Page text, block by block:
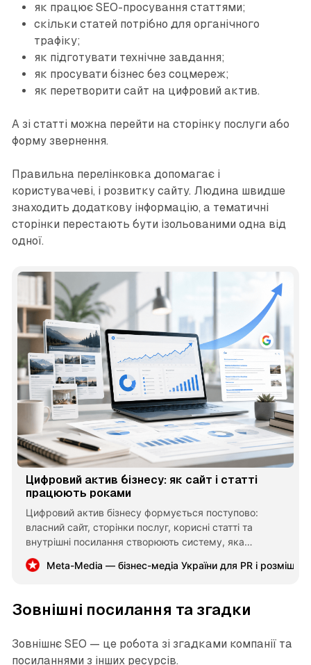
як працює SEO-просування статтями;
скільки статей потрібно для органічного
трафіку;
як підготувати технічне завдання;
як просувати бізнес без соцмереж;
як перетворити сайт на цифровий актив.
А зі статті можна перейти на сторінку послуги або
форму звернення.
Правильна перелінковка допомагає і
користувачеві, і розвитку сайту. Людина швидше
знаходить додаткову інформацію, а тематичні
сторінки перестають бути ізольованими одна від
одної.
Цифровий актив бізнесу: як сайт і статті
працюють роками
Цифровий актив бізнесу формується поступово:
власний сайт, сторінки послуг, корисні статті та
внутрішні посилання створюють систему, яка
накопичує цінність. Її потрібно аналізувати, оновлювати
та розвивати на основі реальних запитів клієнтів.
Meta-Media — бізнес-медіа України для PR і
Зовнішні посилання та згадки
Зовнішнє SEO — це робота зі згадками компанії та
посиланнями з інших ресурсів.